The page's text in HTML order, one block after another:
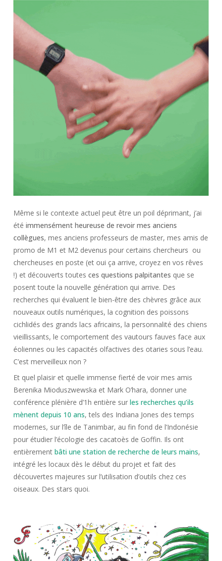
Même si le contexte actuel peut être un poil déprimant, j’ai
été immensément heureuse de revoir mes anciens
collègues, mes anciens professeurs de master, mes amis de
promo de M1 et M2 devenus pour certains chercheurs ou
chercheuses en poste (et oui ça arrive, croyez en vos rêves
!) et découverts toutes ces questions palpitantes que se
posent toute la nouvelle génération qui arrive. Des
recherches qui évaluent le bien-être des chèvres grâce aux
nouveaux outils numériques, la cognition des poissons
cichlidés des grands lacs africains, la personnalité des chiens
vieillissants, le comportement des vautours fauves face aux
éoliennes ou les capacités olfactives des otaries sous l’eau.
C’est merveilleux non ?
Et quel plaisir et quelle immense fierté de voir mes amis
Berenika Mioduszwewska et Mark O’hara, donner une
conférence plénière d’1h entière sur les recherches qu’ils
mènent depuis 10 ans, tels des Indiana Jones des temps
modernes, sur l’île de Tanimbar, au fin fond de l’Indonésie
pour étudier l’écologie des cacatoès de Goffin. Ils ont
entièrement bâti une station de recherche de leurs mains,
intégré les locaux dès le début du projet et fait des
découvertes majeures sur l’utilisation d’outils chez ces
oiseaux. Des stars quoi.